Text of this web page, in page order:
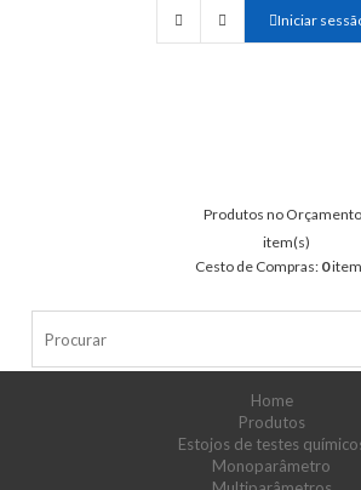
Iniciar
Produtos no
item(s)
Cesto de Compras: 0
Home
Produtos
Estojos de testes
Monoparâmetro